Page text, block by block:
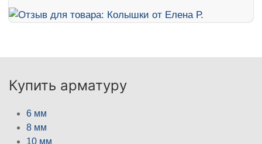
Купить арматуру
6 мм
8 мм
10 мм